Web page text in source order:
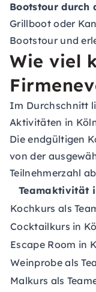
Bootstour durch
Grillboot oder
Bootstour und
Wie viel
Im Durchschnitt
Aktivitäten in
Die endgültigen
von der
Teilnehmerzahl
Teamaktivität
Kochkurs als
Cocktailkurs in
Escape Room in
Weinprobe als
Malkurs als